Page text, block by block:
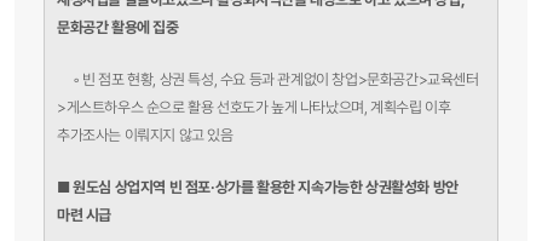
문화공간 활용에 집중
◦ 빈 점포 현황, 상권 특성, 수요 등과 관계없이 창업>문화공간>교육센터
>게스트하우스 순으로 활용 선호도가 높게 나타났으며, 계획수립 이후
추가조사는 이뤄지지 않고 있음
■원도심 상업지역 빈 점포·상가를 활용한 지속가능한 상권활성화 방안
마련 시급